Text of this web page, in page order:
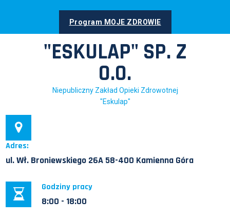
Program MOJE ZDROWIE
"ESKULAP" SP. Z
O.O.
Niepubliczny Zakład Opieki Zdrowotnej
"Eskulap"
Adres:
ul. Wł. Broniewskiego 26A 58-400 Kamienna Góra
Godziny pracy
8:00 - 18:00